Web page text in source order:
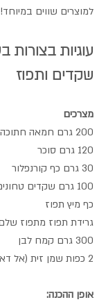
למוצרים שווים במיוחד!
עוגיות
שקדים ותפוז
מצרכים
200 גרם חמאה חתוכה לקוביות
120 גרם סוכר
30 גרם כף קורנפלור
100 גרם שקדים טחונים
כף מיץ תפוז
גרידת תפוז מתפוז
300 גרם קמח לבן
2 כפות שמן זית (אל דאגה, הטעם לא מורגש)
אופן ההכנה: